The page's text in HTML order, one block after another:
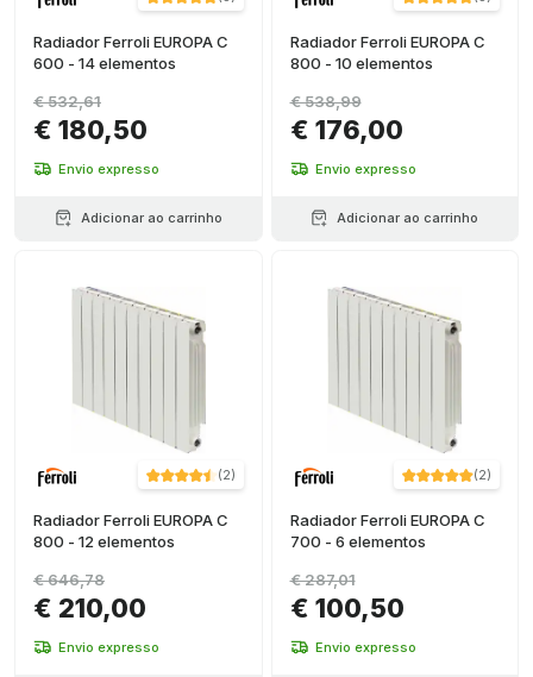
Radiador Ferroli EUROPA C
600 - 14 elementos
€ 180,50
€ 532,61
Envio expresso
Adicionar ao carrinho
Radiador Ferroli EUROPA C
800 - 10 elementos
€ 176,00
€ 538,99
Envio expresso
Adicionar ao carrinho
(2)
Radiador Ferroli EUROPA C
800 - 12 elementos
€ 210,00
€ 646,78
Envio expresso
(2)
Radiador Ferroli EUROPA C
700 - 6 elementos
€ 100,50
€ 287,01
Envio expresso